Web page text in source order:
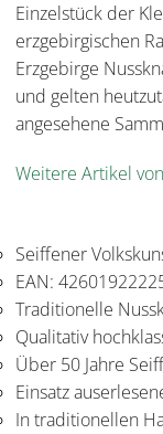
Einzelstück der
erzgebirgischen
Erzgebirge
und gelten
angesehene
Weitere Artikel von
Seiffener
EAN:
Traditionelle
Qualitativ
Über 50 Jahre
Einsatz
In traditionellen